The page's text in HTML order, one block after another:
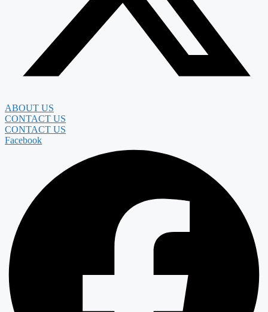
ABOUT US
CONTACT US
CONTACT US
Facebook